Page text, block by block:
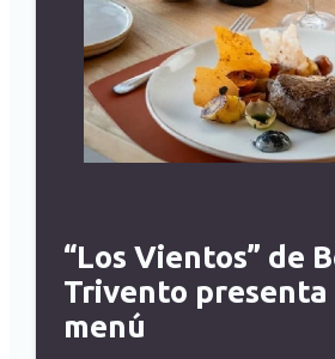
“Los Vientos” de
Trivento presenta
menú